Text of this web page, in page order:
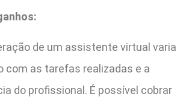
de um assistente virtual varia
com as tarefas realizadas e a
do profissional. É possível cobrar